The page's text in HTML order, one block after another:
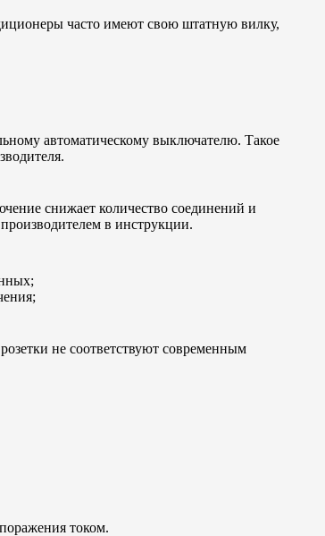
часто имеют свою штатную вилку,
автоматическому выключателю. Такое
снижает количество соединений и
в инструкции.
не соответствуют современным
током.